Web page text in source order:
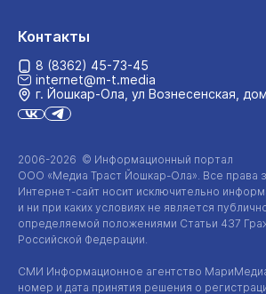
2006-2026 © Информационный портал
ООО «Медиа Траст Йошкар-Ола». Все права
Интернет-сайт носит исключительно
и ни при каких условиях не является
определяемой положениями Статьи 437
Российской Федерации.
СМИ Информационное агентство
номер и дата принятия решения о
Контакты
8 (8362) 45-73-45
internet@m-t.media
г. Йошкар‑Ола, ул Вознесенская,